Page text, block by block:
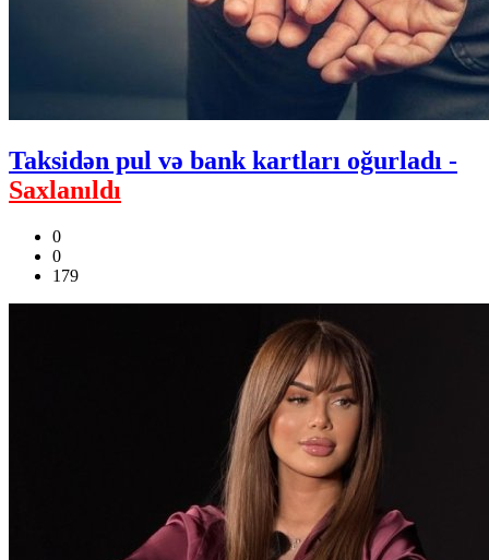
Taksidən pul və bank kartları oğurladı -
Saxlanıldı
0
0
179